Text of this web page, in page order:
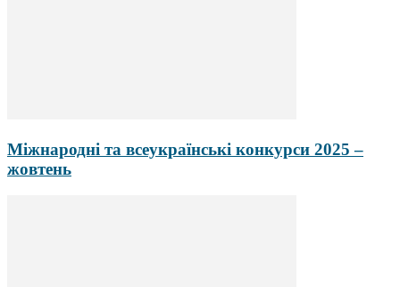
Міжнародні та всеукраїнські конкурси 2025 –
жовтень